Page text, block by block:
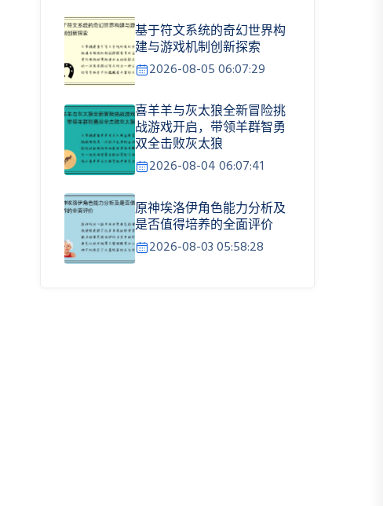
基于符文系统的奇幻世界构
建与游戏机制创新探索
2026-08-05 06:07:29
喜羊羊与灰太狼全新冒险挑
战游戏开启，带领羊群智勇
双全击败灰太狼
2026-08-04 06:07:41
原神埃洛伊角色能力分析及
是否值得培养的全面评价
2026-08-03 05:58:28